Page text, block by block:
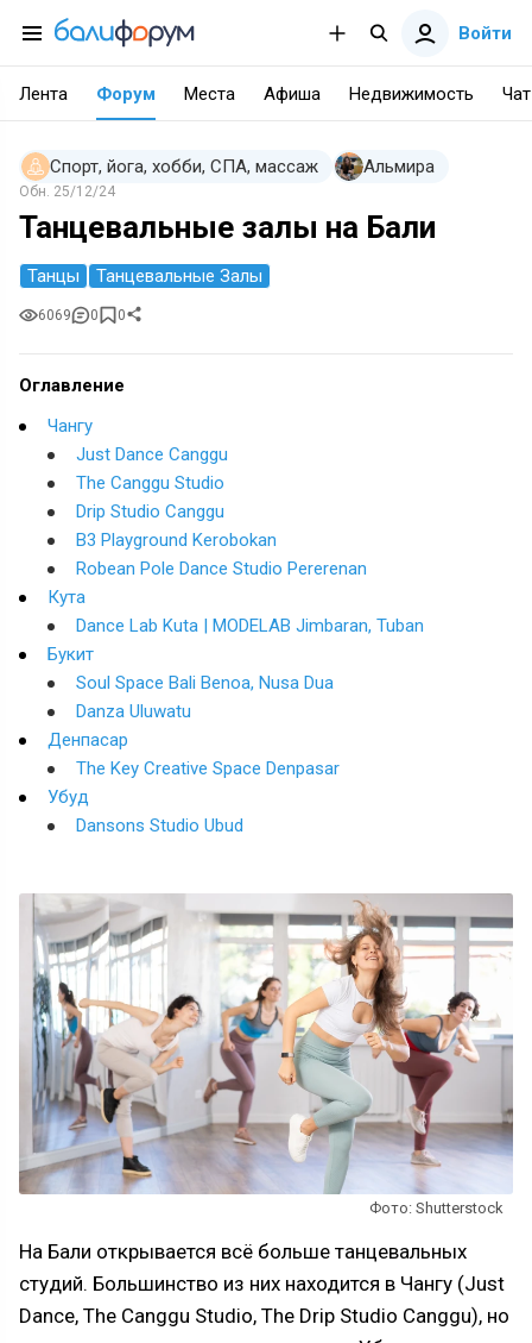
Войти
Лента Форум Места Афиша Недвижимость Чат
Спорт, йога, хобби, СПА, массаж Альмира
Обн. 25/12/24
Танцевальные залы на Бали
Танцы Танцевальные Залы
6069 0 0
Оглавление
Чангу
Just Dance Canggu
The Canggu Studio
Drip Studio Canggu
B3 Playground Kerobokan
Robean Pole Dance Studio Pererenan
Кута
Dance Lab Kuta | MODELAB Jimbaran, Tuban
Букит
Soul Space Bali Benoa, Nusa Dua
Danza Uluwatu
Денпасар
The Key Creative Space Denpasar
Убуд
Dansons Studio Ubud
Фото: Shutterstock
На Бали открывается всё больше танцевальных
студий. Большинство из них находится в Чангу (Just
Dance, The Canggu Studio, The Drip Studio Canggu), но